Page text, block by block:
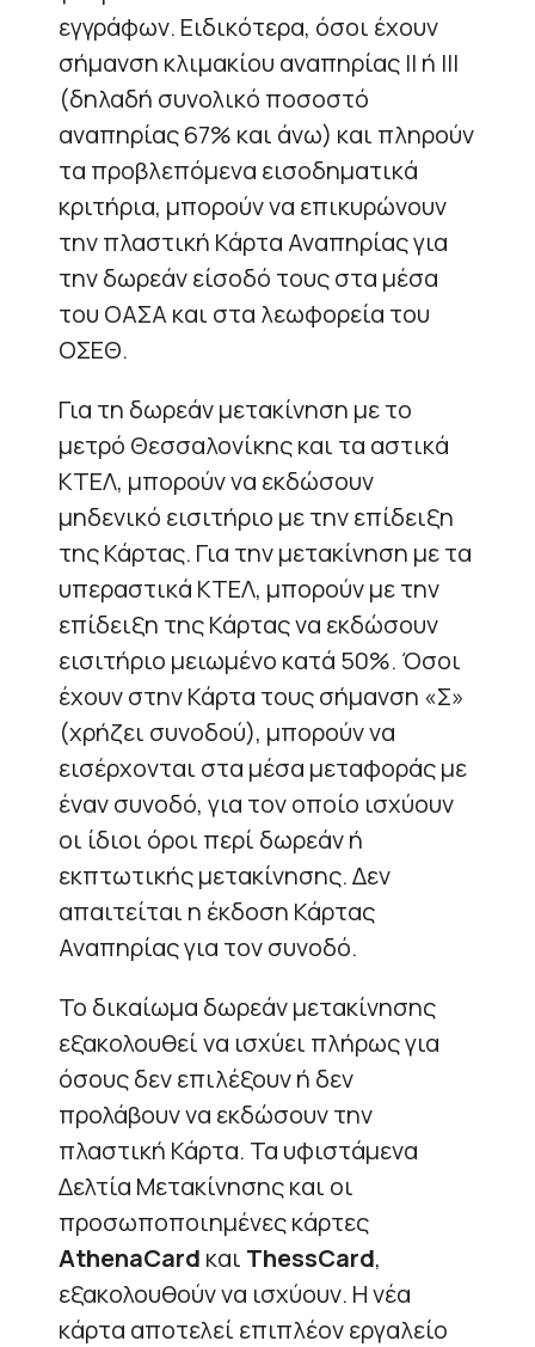
εγγράφων. Ειδικότερα, όσοι έχουν
σήμανση κλιμακίου αναπηρίας ΙΙ ή ΙΙΙ
(δηλαδή συνολικό ποσοστό
αναπηρίας 67% και άνω) και πληρούν
τα προβλεπόμενα εισοδηματικά
κριτήρια, μπορούν να επικυρώνουν
την πλαστική Κάρτα Αναπηρίας για
την δωρεάν είσοδό τους στα μέσα
του ΟΑΣΑ και στα λεωφορεία του
ΟΣΕΘ.
Για τη δωρεάν μετακίνηση με το
μετρό Θεσσαλονίκης και τα αστικά
ΚΤΕΛ, μπορούν να εκδώσουν
μηδενικό εισιτήριο με την επίδειξη
της Κάρτας. Για την μετακίνηση με τα
υπεραστικά ΚΤΕΛ, μπορούν με την
επίδειξη της Κάρτας να εκδώσουν
εισιτήριο μειωμένο κατά 50%. Όσοι
έχουν στην Κάρτα τους σήμανση «Σ»
(χρήζει συνοδού), μπορούν να
εισέρχονται στα μέσα μεταφοράς με
έναν συνοδό, για τον οποίο ισχύουν
οι ίδιοι όροι περί δωρεάν ή
εκπτωτικής μετακίνησης. Δεν
απαιτείται η έκδοση Κάρτας
Αναπηρίας για τον συνοδό.
Το δικαίωμα δωρεάν μετακίνησης
εξακολουθεί να ισχύει πλήρως για
όσους δεν επιλέξουν ή δεν
προλάβουν να εκδώσουν την
πλαστική Κάρτα. Τα υφιστάμενα
Δελτία Μετακίνησης και οι
προσωποποιημένες κάρτες
AthenaCard και ThessCard,
εξακολουθούν να ισχύουν. Η νέα
κάρτα αποτελεί επιπλέον εργαλείο